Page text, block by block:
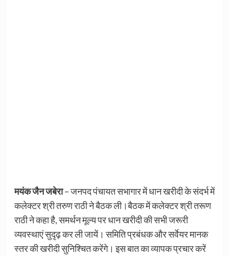
मयंक जैन जबेरा– जनपद पंचायत सभागार में धान खरीदी के संदर्भ में
कलेक्टर श्री तरुण राठी ने बैठक ली।बैठक में कलेक्टर श्री तरूण
राठी ने कहा है, समर्थन मूल्य पर धान खरीदी की सभी जरूरी
व्यवस्थाएं सुदृढ़ कर ली जायें। समिति प्रबंधक और सर्वेयर मानक
स्तर की खरीदी सुनिश्चित करेंगे। इस बात का व्यापक प्रचार करें